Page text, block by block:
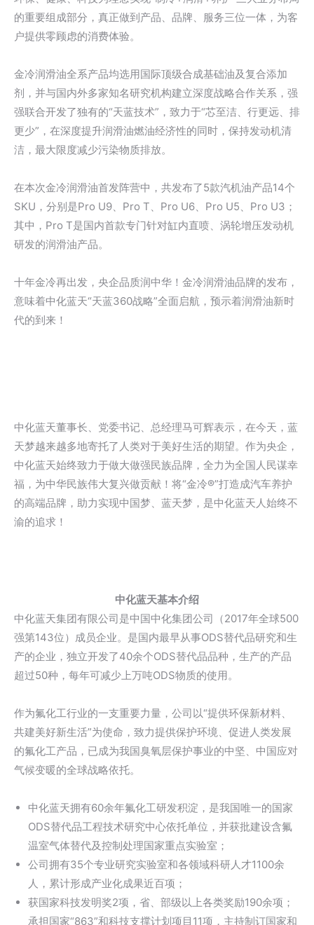
的重要组成部分，真正做到产品、品牌、服务三位一体，为客
户提供零顾虑的消费体验。
金冷润滑油全系产品均选用国际顶级合成基础油及复合添加
剂，并与国内外多家知名研究机构建立深度战略合作关系，强
强联合开发了独有的“天蓝技术”，致力于“芯至洁、行更远、排
更少”，在深度提升润滑油燃油经济性的同时，保持发动机清
洁，最大限度减少污染物质排放。
在本次金冷润滑油首发阵营中，共发布了5款汽机油产品14个
SKU，分别是Pro U9、Pro T、Pro U6、Pro U5、Pro U3；
其中，Pro T是国内首款专门针对缸内直喷、涡轮增压发动机
研发的润滑油产品。
十年金冷再出发，央企品质润中华！金冷润滑油品牌的发布，
意味着中化蓝天“天蓝360战略”全面启航，预示着润滑油新时
代的到来！
中化蓝天董事长、党委书记、总经理马可辉表示，在今天，蓝
天梦越来越多地寄托了人类对于美好生活的期望。作为央企，
中化蓝天始终致力于做大做强民族品牌，全力为全国人民谋幸
福，为中华民族伟大复兴做贡献！将“金冷®”打造成汽车养护
的高端品牌，助力实现中国梦、蓝天梦，是中化蓝天人始终不
渝的追求！
中化蓝天基本介绍
中化蓝天集团有限公司是中国中化集团公司（2017年全球500
强第143位）成员企业。是国内最早从事ODS替代品研究和生
产的企业，独立开发了40余个ODS替代品品种，生产的产品
超过50种，每年可减少上万吨ODS物质的使用。
作为氟化工行业的一支重要力量，公司以“提供环保新材料、
共建美好新生活”为使命，致力提供保护环境、促进人类发展
的氟化工产品，已成为我国臭氧层保护事业的中坚、中国应对
气候变暖的全球战略依托。
中化蓝天拥有60余年氟化工研发积淀，是我国唯一的国家
ODS替代品工程技术研究中心依托单位，并获批建设含氟
温室气体替代及控制处理国家重点实验室；
公司拥有35个专业研究实验室和各领域科研人才1100余
人，累计形成产业化成果近百项；
获国家科技发明奖2项，省、部级以上各类奖励190余项；
承担国家“863”和科技支撑计划项目11项，主持制订国家和